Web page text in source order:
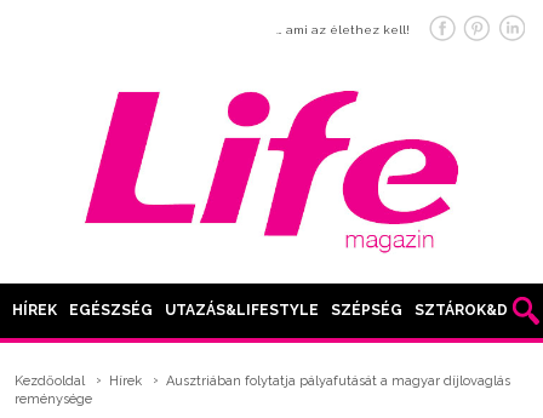
… ami az élethez kell!
HÍREK EGÉSZSÉG UTAZÁS&LIFESTYLE SZÉPSÉG SZTÁROK&DIVAT
Kezdőoldal Hírek
Ausztriában folytatja pályafutását a magyar díjlovaglás
reménysége